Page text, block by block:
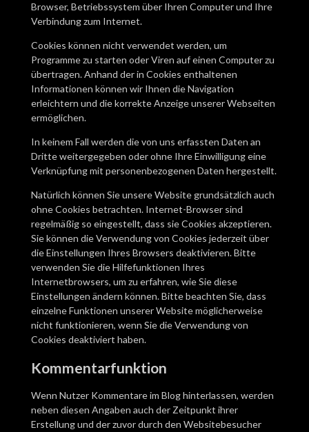
Browser, Betriebssystem über Ihren Computer und Ihre
Verbindung zum Internet.
Cookies können nicht verwendet werden, um
Programme zu starten oder Viren auf einen Computer zu
übertragen. Anhand der in Cookies enthaltenen
Informationen können wir Ihnen die Navigation
erleichtern und die korrekte Anzeige unserer Webseiten
ermöglichen.
In keinem Fall werden die von uns erfassten Daten an
Dritte weitergegeben oder ohne Ihre Einwilligung eine
Verknüpfung mit personenbezogenen Daten hergestellt.
Natürlich können Sie unsere Website grundsätzlich auch
ohne Cookies betrachten. Internet-Browser sind
regelmäßig so eingestellt, dass sie Cookies akzeptieren.
Sie können die Verwendung von Cookies jederzeit über
die Einstellungen Ihres Browsers deaktivieren. Bitte
verwenden Sie die Hilfefunktionen Ihres
Internetbrowsers, um zu erfahren, wie Sie diese
Einstellungen ändern können. Bitte beachten Sie, dass
einzelne Funktionen unserer Website möglicherweise
nicht funktionieren, wenn Sie die Verwendung von
Cookies deaktiviert haben.
Kommentarfunktion
Wenn Nutzer Kommentare im Blog hinterlassen, werden
neben diesen Angaben auch der Zeitpunkt ihrer
Erstellung und der zuvor durch den Websitebesucher